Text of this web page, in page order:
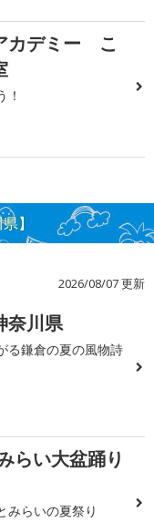
カデミー こ
！
】
2026/08/07 更新
奈川県
る鎌倉の夏の風物詩
らい大盆踊り
みらいの夏祭り